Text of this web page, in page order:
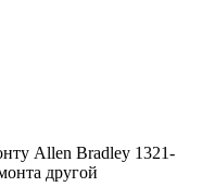
Allen Bradley 1321-
другой